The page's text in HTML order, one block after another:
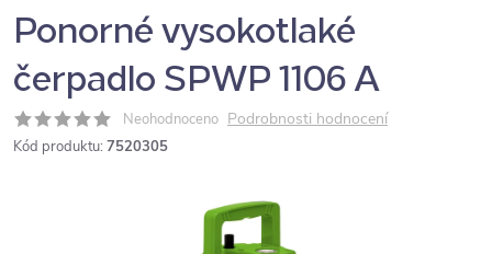
Ponorné vysokotlaké
čerpadlo SPWP 1106 A
Neohodnoceno Podrobnosti hodnocení
Kód produktu: 7520305